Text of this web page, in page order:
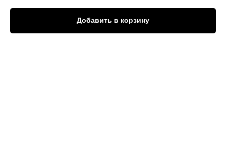
Добавить в корзину